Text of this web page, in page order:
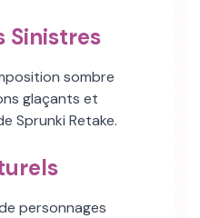
Sinistres
sombre
glaçants et
Sprunki Retake.
personnages